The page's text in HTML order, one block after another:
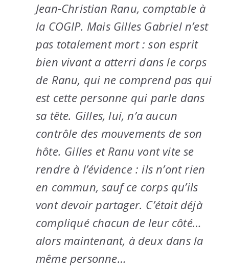
Jean-Christian Ranu, comptable à
la COGIP. Mais Gilles Gabriel n’est
pas totalement mort : son esprit
bien vivant a atterri dans le corps
de Ranu, qui ne comprend pas qui
est cette personne qui parle dans
sa tête. Gilles, lui, n’a aucun
contrôle des mouvements de son
hôte. Gilles et Ranu vont vite se
rendre à l’évidence : ils n’ont rien
en commun, sauf ce corps qu’ils
vont devoir partager. C’était déjà
compliqué chacun de leur côté…
alors maintenant, à deux dans la
même personne…